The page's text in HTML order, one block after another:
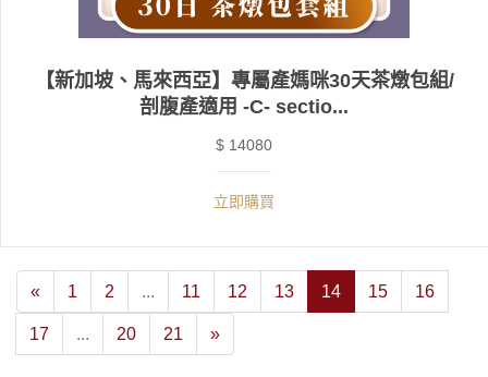
【新加坡、馬來西亞】專屬產媽咪30天茶燉包組/
剖腹產適用 -C- sectio...
$ 14080
立即購買
« 1 2 ... 11 12 13 14 15 16
17 ... 20 21 »